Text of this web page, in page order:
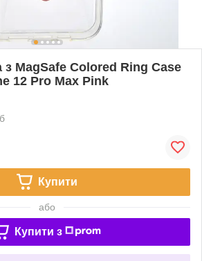
з MagSafe Colored Ring Case
12 Pro Max Pink
Купити
або
Купити з